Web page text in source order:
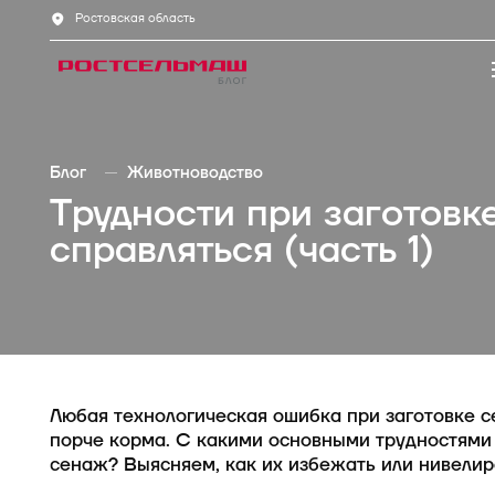
Ростовская область
О компании
Запчасти и сервис
Финансирование
Контакты
Каталог
Зерноуборочные комбайны
Тракторы
Кормоуборочные комбайны
Самоходные косилки
Дорожно-коммунальная техника
Блог Животноводство
Трудности при
справляться (часть 1)
Любая технологическая ошибка при
порче корма. С какими основными
сенаж? Выясняем, как их избежать или